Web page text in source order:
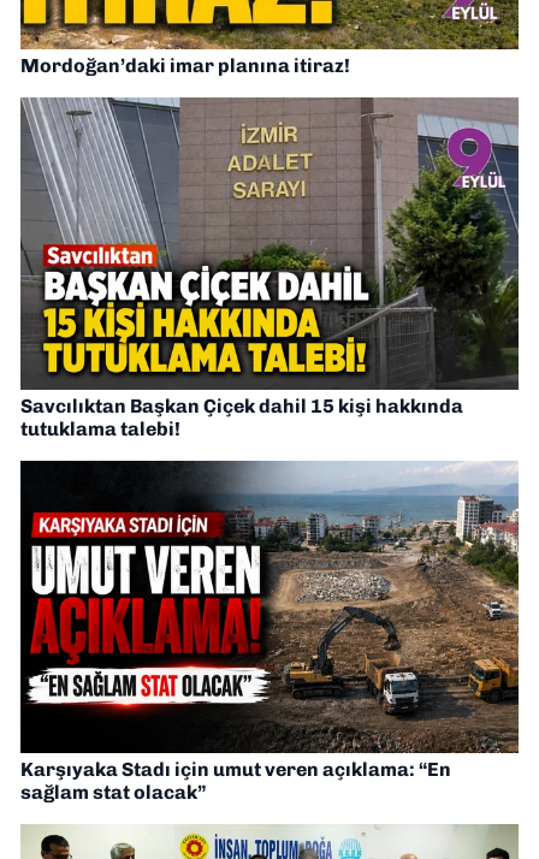
Mordoğan’daki imar planına itiraz!
Savcılıktan Başkan Çiçek dahil 15 kişi hakkında
tutuklama talebi!
Karşıyaka Stadı için umut veren açıklama: “En
sağlam stat olacak”